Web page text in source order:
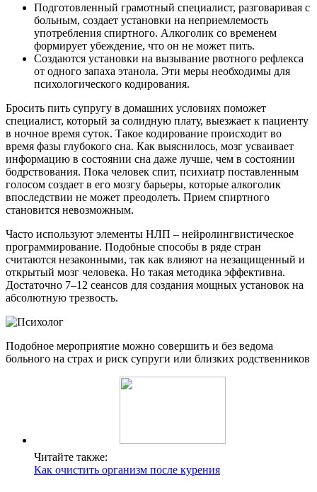
Подготовленный грамотный специалист, разговаривая с
больным, создает установки на неприемлемость
употребления спиртного. Алкоголик со временем
формирует убеждение, что он не может пить.
Создаются установки на вызывание рвотного рефлекса
от одного запаха этанола. Эти меры необходимы для
психологического кодирования.
Бросить пить супругу в домашних условиях поможет
специалист, который за солидную плату, выезжает к пациенту
в ночное время суток. Такое кодирование происходит во
время фазы глубокого сна. Как выяснилось, мозг усваивает
информацию в состоянии сна даже лучше, чем в состоянии
бодрствования. Пока человек спит, психиатр поставленным
голосом создает в его мозгу барьеры, которые алкоголик
впоследствии не может преодолеть. Прием спиртного
становится невозможным.
Часто используют элементы НЛП – нейролингвистическое
программирование. Подобные способы в ряде стран
считаются незаконными, так как влияют на незащищенный и
открытый мозг человека. Но такая методика эффективна.
Достаточно 7–12 сеансов для создания мощных установок на
абсолютную трезвость.
Подобное мероприятие можно совершить и без ведома
больного на страх и риск супруги или близких родственников
Читайте также:
Как очистить организм после курения